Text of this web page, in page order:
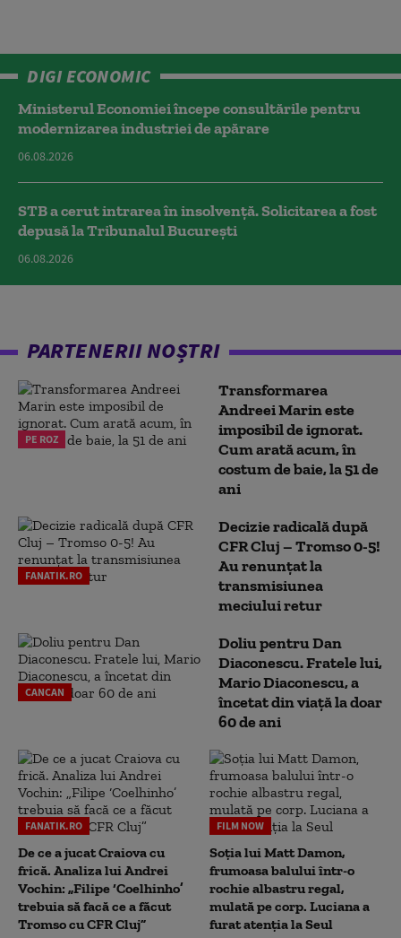
DIGI ECONOMIC
Ministerul Economiei începe consultările pentru
modernizarea industriei de apărare
06.08.2026
STB a cerut intrarea în insolvență. Solicitarea a fost
depusă la Tribunalul București
06.08.2026
PARTENERII NOȘTRI
PE ROZ
Transformarea
Andreei Marin este
imposibil de ignorat.
Cum arată acum, în
costum de baie, la 51 de
ani
FANATIK.RO
Decizie radicală după
CFR Cluj – Tromso 0-5!
Au renunțat la
transmisiunea
meciului retur
CANCAN
Doliu pentru Dan
Diaconescu. Fratele lui,
Mario Diaconescu, a
încetat din viață la doar
60 de ani
FANATIK.RO
De ce a jucat Craiova cu
frică. Analiza lui Andrei
Vochin: „Filipe ‘Coelhinho’
trebuia să facă ce a făcut
Tromso cu CFR Cluj”
FILM NOW
Soția lui Matt Damon,
frumoasa balului într-o
rochie albastru regal,
mulată pe corp. Luciana a
furat atenția la Seul